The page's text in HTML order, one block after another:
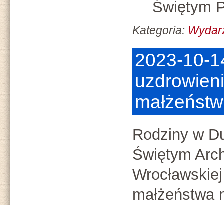
Świętym
Kategoria:
2023-10-
małżeństw
Rodziny w
Świętym
małżeństwa